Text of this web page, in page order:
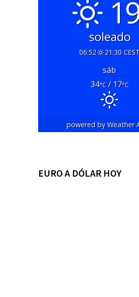
soleado
06:52 21:30
sáb
34°C/ 17°C
powered byWeather
EURO A DÓLAR HOY